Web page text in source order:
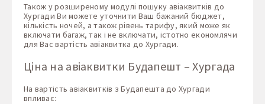
Також у розширеному модулі пошуку авіаквитків до
Хургади Ви можете уточнити Ваш бажаний бюджет,
кількість ночей, а також рівень тарифу, який може як
включати багаж, так і не включати, істотно економлячи
для Вас вартість авіаквитка до Хургади.
Ціна на авіаквитки Будапешт – Хургада
На вартість авіаквитків з Будапешта до Хургади
впливає: